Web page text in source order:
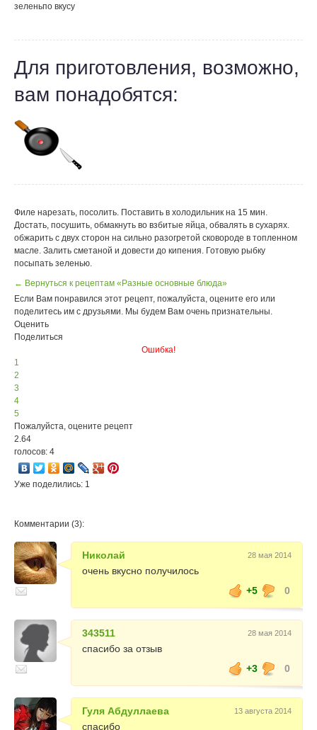
зеленьпо вкусу
Для приготовления, возможно,
вам понадобятся:
Филе нарезать, посолить. Поставить в холодильник на 15 мин.
Достать, посушить, обмакнуть во взбитые яйца, обвалять в сухарях.
обжарить с двух сторон на сильно разогретой сковороде в топленном
масле. Залить сметаной и довести до кипения. Готовую рыбку
посыпать зеленью.
← Вернуться к рецептам «Разные основные блюда»
Если Вам понравился этот рецепт, пожалуйста, оцените его или
поделитесь им с друзьями. Мы будем Вам очень признательны.
Оценить
Поделиться
Ошибка!
1
2
3
4
5
Пожалуйста, оцените рецепт
2.64
голосов: 4
Уже поделились: 1
Комментарии (3):
Николай 28 мая 2014
очень вкусно получилось
+5
0
343511 28 мая 2014
спасибо за отзыв
+3
0
Гуля Абдуллаева 13 августа 2014
спасибо